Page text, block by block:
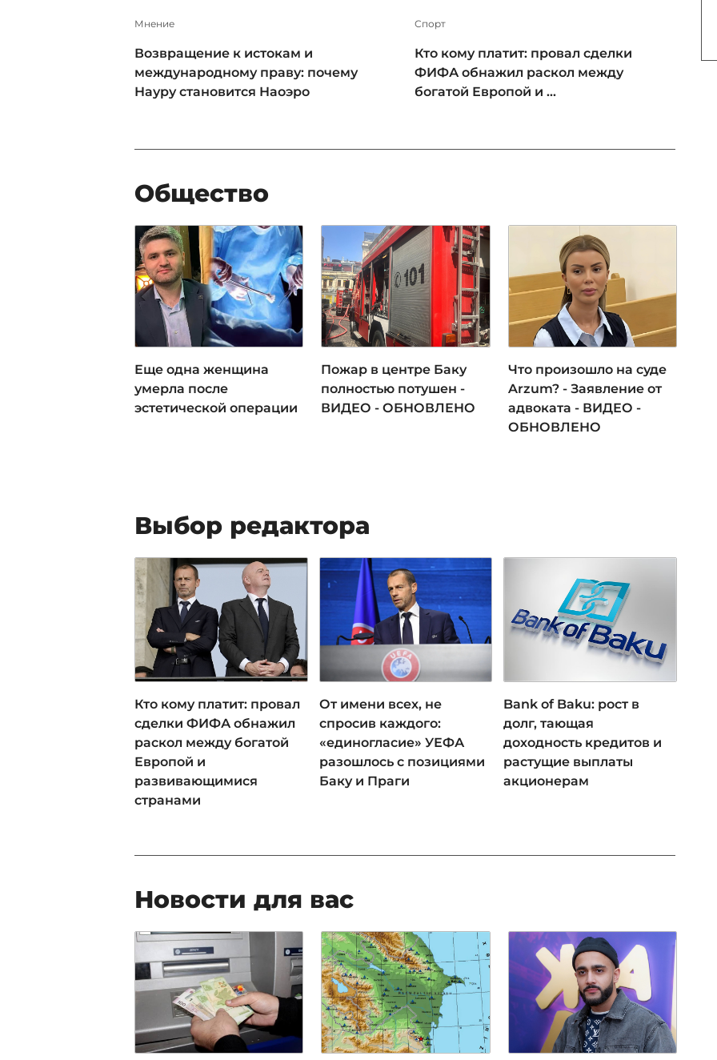
Мнение
Возвращение к истокам и
международному праву: почему
Науру становится Наоэро
Спорт
Кто кому платит: провал сделки
ФИФА обнажил раскол между
богатой Европой и ...
Общество
Еще одна женщина
умерла после
эстетической операции
Пожар в центре Баку
полностью потушен -
ВИДЕО - ОБНОВЛЕНО
Что произошло на суде
Arzum? - Заявление от
адвоката - ВИДЕО -
ОБНОВЛЕНО
Выбор редактора
Кто кому платит: провал
сделки ФИФА обнажил
раскол между богатой
Европой и
развивающимися
странами
От имени всех, не
спросив каждого:
«единогласие» УЕФА
разошлось с позициями
Баку и Праги
Bank of Baku: рост в
долг, тающая
доходность кредитов и
растущие выплаты
акционерам
Новости для вас